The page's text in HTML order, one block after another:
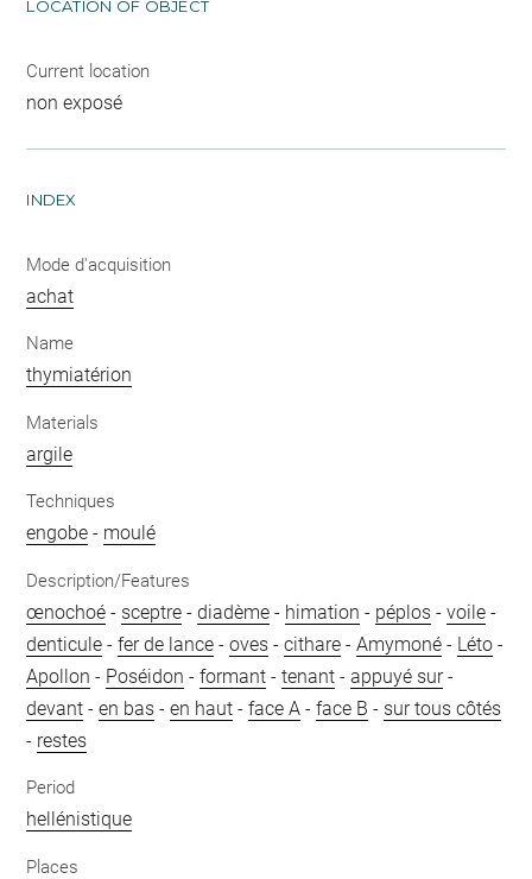
LOCATION OF OBJECT
Current location
non exposé
INDEX
Mode d'acquisition
achat
Name
thymiatérion
Materials
argile
Techniques
engobe - moulé
Description/Features
œnochoé - sceptre -diadème - himation - péplos -voile -
denticule -fer de lance -oves -cithare -Amymoné - Léto -
Apollon - Poséidon -formant -tenant -appuyé sur-
devant -en bas -en haut -face A -face B - sur tous côtés
- restes
Period
hellénistique
Places